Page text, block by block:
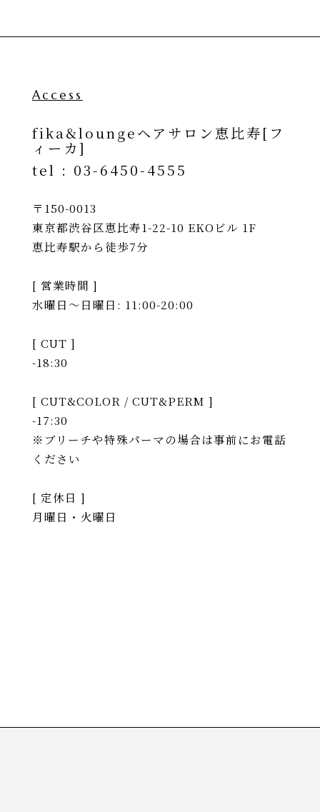
Access
fika&loungeヘアサロン恵比寿[フ
ィーカ]
tel : 03-6450-4555
〒150-0013
東京都渋谷区恵比寿1-22-10 EKOビル 1F
恵比寿駅から徒歩7分
[ 営業時間 ]
水曜日〜日曜日: 11:00-20:00
[ CUT ]
-18:30
[ CUT&COLOR / CUT&PERM ]
-17:30
※ブリーチや特殊パーマの場合は事前にお電話
ください
[ 定休日 ]
月曜日・火曜日